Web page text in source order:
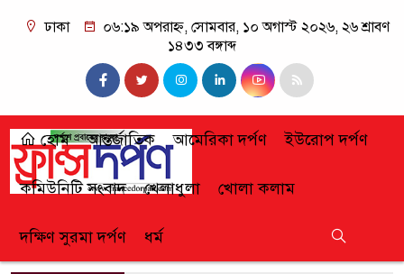
ঢাকা
০৬:১৯ অপরাহ্ন, সোমবার, ১০ অগাস্ট ২০২৬, ২৬ শ্রাবণ
১৪৩৩ বঙ্গাব্দ
হোম আন্তর্জাতিক আমেরিকা দর্পণ ইউরোপ দর্পণ
কমিউনিটি সংবাদ খেলাধুলা খোলা কলাম
দক্ষিণ সুরমা দর্পণ ধর্ম